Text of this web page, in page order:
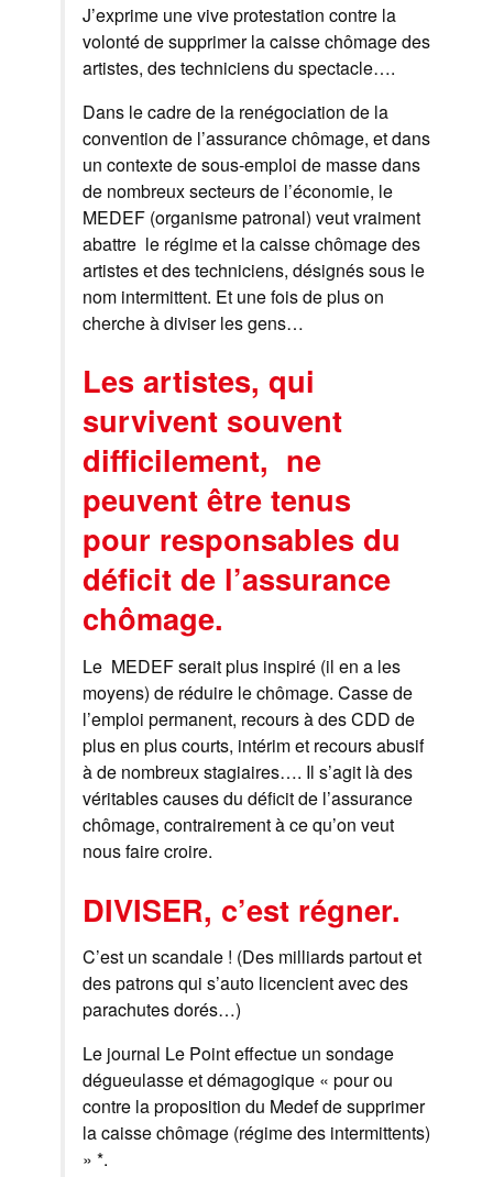
J’exprime une vive protestation contre la
volonté de supprimer la caisse chômage des
artistes, des techniciens du spectacle….
Dans le cadre de la renégociation de la
convention de l’assurance chômage, et dans
un contexte de sous-emploi de masse dans
de nombreux secteurs de l’économie, le
MEDEF (organisme patronal) veut vraiment
abattre le régime et la caisse chômage des
artistes et des techniciens, désignés sous le
nom intermittent. Et une fois de plus on
cherche à diviser les gens…
Les artistes, qui
survivent souvent
difficilement, ne
peuvent être tenus
pour responsables du
déficit de l’assurance
chômage.
Le MEDEF serait plus inspiré (il en a les
moyens) de réduire le chômage. Casse de
l’emploi permanent, recours à des CDD de
plus en plus courts, intérim et recours abusif
à de nombreux stagiaires…. Il s’agit là des
véritables causes du déficit de l’assurance
chômage, contrairement à ce qu’on veut
nous faire croire.
DIVISER, c’est régner.
C’est un scandale ! (Des milliards partout et
des patrons qui s’auto licencient avec des
parachutes dorés…)
Le journal Le Point effectue un sondage
dégueulasse et démagogique « pour ou
contre la proposition du Medef de supprimer
la caisse chômage (régime des intermittents)
» *.